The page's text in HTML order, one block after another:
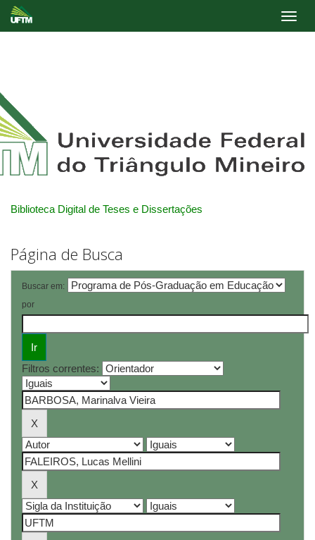
Biblioteca Digital de Teses e Dissertações
Página de Busca
Buscar em:
por
Filtros correntes: